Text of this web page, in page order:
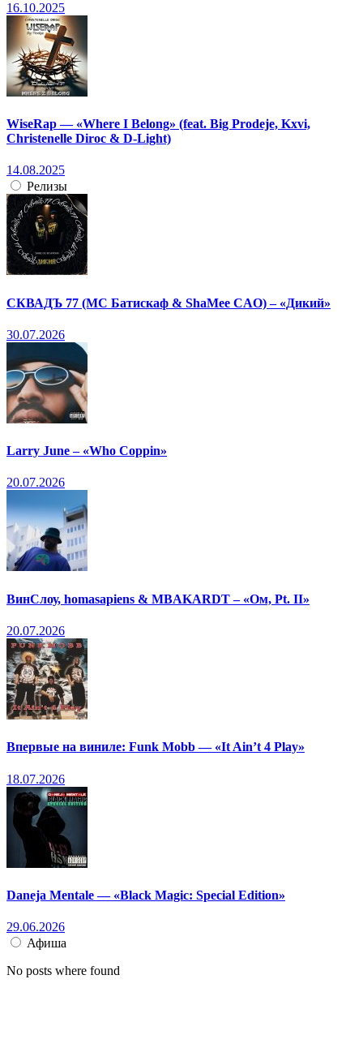
16.10.2025
WiseRap — «Where I Belong» (feat. Big Prodeje, Kxvi,
Christenelle Diroc & D-Light)
14.08.2025
Релизы
СКВАДЪ 77 (МС Батискаф & ShaMee CAO) – «Дикий»
30.07.2026
Larry June – «Who Coppin»
20.07.2026
ВинСлоу, homasapiens & MBAKARDT – «Ом, Pt. II»
20.07.2026
Впервые на виниле: Funk Mobb — «It Ain’t 4 Play»
18.07.2026
Daneja Mentale — «Black Magic: Special Edition»
29.06.2026
Афиша
No posts where found